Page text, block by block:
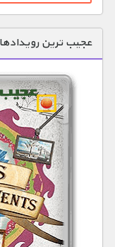
1900 تومان – فحاشی هنگام درد (افزودن به سبد خريد)
1900 تومان – زنده به گور شدن (افزودن به سبد خريد)
1900 تومان – آدرنالین (افزودن به سبد خريد)
1900 تومان – شکست عشقی (افزودن به سبد خريد)
عجیب ترین